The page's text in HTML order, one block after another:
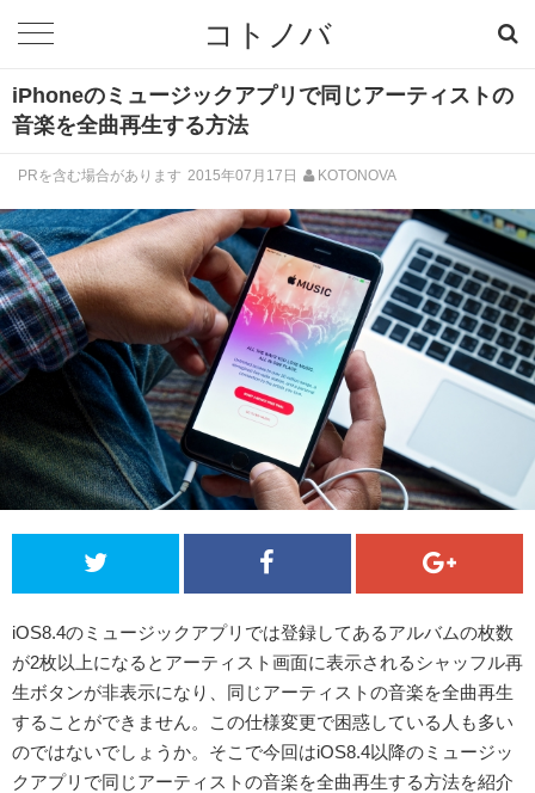
コトノバ
iPhoneのミュージックアプリで同じアーティストの
音楽を全曲再生する方法
PRを含む場合があります 2015年07月17日 KOTONOVA
iOS8.4のミュージックアプリでは登録してあるアルバムの枚数
が2枚以上になるとアーティスト画面に表示されるシャッフル再
生ボタンが非表示になり、同じアーティストの音楽を全曲再生
することができません。この仕様変更で困惑している人も多い
のではないでしょうか。そこで今回はiOS8.4以降のミュージッ
クアプリで同じアーティストの音楽を全曲再生する方法を紹介